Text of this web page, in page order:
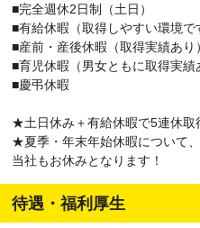
■完全週休2日制（土日）
■有給休暇（取得しやすい環境で
■産前・産後休暇（取得実績あり）
■育児休暇（男女ともに取得実績
■慶弔休暇
★土日休み＋有給休暇で5連休取
★夏季・年末年始休暇について
当社もお休みとなります！
待遇・福利厚生